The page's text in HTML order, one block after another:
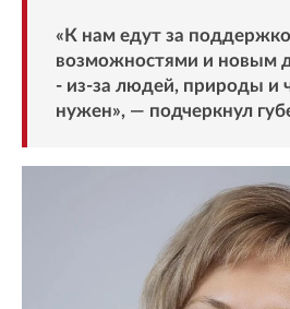
«К нам едут за
возможностями и новым
- из-за людей, природы и
нужен», — подчеркнул